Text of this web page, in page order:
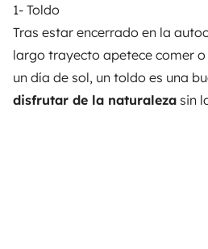
1- Toldo
Tras estar encerrado en la
largo trayecto apetece comer o
un día de sol, un toldo es una
disfrutar de la naturaleza sin